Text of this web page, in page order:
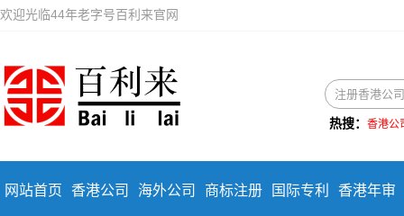
欢迎光临44年老字号百利来官网
热搜： 香港公
网站首页 香港公司 海外公司 商标注册 国际专利 香港年审